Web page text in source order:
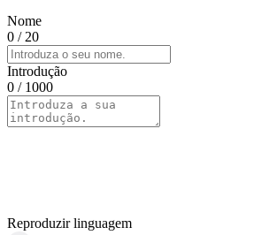
Nome
0 / 20
Introdução
0 / 1000
Reproduzir linguagem